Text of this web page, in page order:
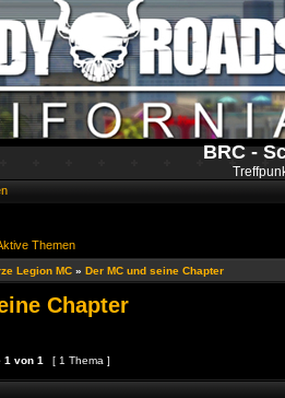
BRC -
Themen
Legion MC » Der MC und seine Chapter
Chapter
Thema erstellen
1 von 1 [ 1 Thema ]